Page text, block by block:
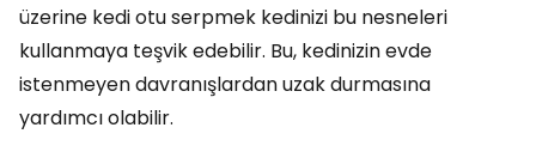
üzerine kedi otu serpmek kedinizi bu nesneleri
kullanmaya teşvik edebilir. Bu, kedinizin evde
istenmeyen davranışlardan uzak durmasına
yardımcı olabilir.